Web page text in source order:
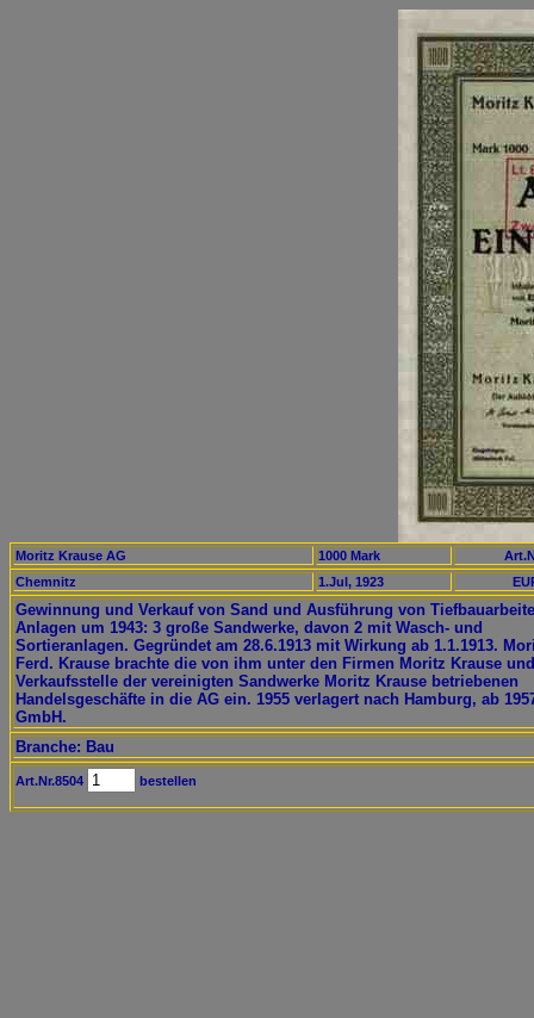
Moritz Krause AG 1000 Mark
Chemnitz
1.Jul, 1923
Gewinnung und Verkauf von Sand und Ausführung von
Anlagen um 1943: 3 große Sandwerke, davon 2 mit Wasch- und
Sortieranlagen. Gegründet am 28.6.1913 mit Wirkung ab 1.1.1913.
Ferd. Krause brachte die von ihm unter den Firmen Moritz Krause und
Verkaufsstelle der vereinigten Sandwerke Moritz Krause betriebenen
Handelsgeschäfte in die AG ein. 1955 verlagert nach Hamburg, ab
GmbH.
Branche: Bau
Art.Nr.8504 bestellen